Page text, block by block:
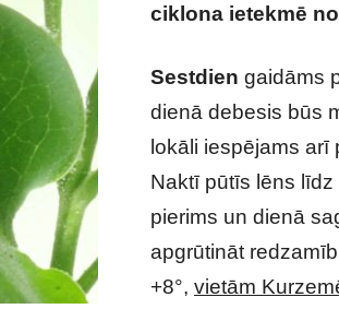
ciklona ietekmē
Sestdien gaidāms
dienā debesis būs
lokāli iespējams
Naktī pūtīs lēns
pierims un dienā
apgrūtināt
+8°, vietām